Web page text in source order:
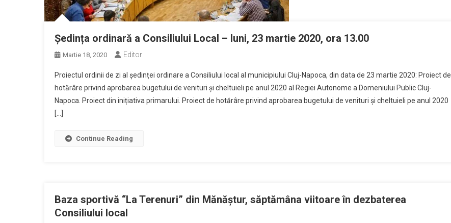
Ședința ordinară a Consiliului Local – luni, 23 martie 2020, ora 13.00
Martie 18, 2020 Editor
Proiectul ordinii de zi al ședinței ordinare a Consiliului local al municipiului Cluj-Napoca, din data de 23 martie 2020: Proiect de
hotărâre privind aprobarea bugetului de venituri și cheltuieli pe anul 2020 al Regiei Autonome a Domeniului Public Cluj-
Napoca. Proiect din inițiativa primarului. Proiect de hotărâre privind aprobarea bugetului de venituri și cheltuieli pe anul 2020
[…]
Continue Reading
Baza sportivă “La Terenuri” din Mănăștur, săptămâna viitoare în dezbaterea
Consiliului local